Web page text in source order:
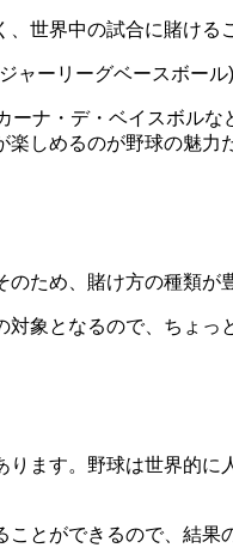
世界中の試合に賭け
ーリーグベースボー
ーナ・デ・ベイスボルな
しめるのが野球の魅力
ため、賭け方の種類
象となるので、ちょっ
ます。野球は世界的
とができるので、結果